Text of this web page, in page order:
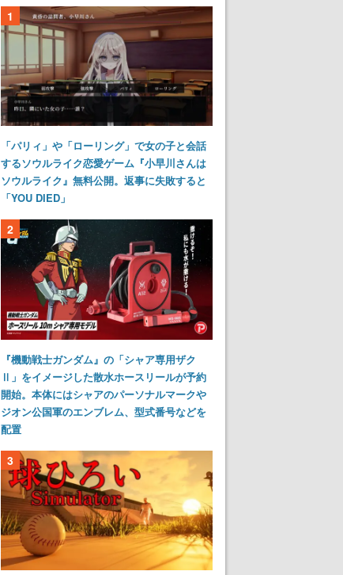
1
「パリィ」や「ローリング」で女の子と会話
するソウルライク恋愛ゲーム『小早川さんは
ソウルライク』無料公開。返事に失敗すると
「YOU DIED」
2
『機動戦士ガンダム』の「シャア専用ザク
Ⅱ」をイメージした散水ホースリールが予約
開始。本体にはシャアのパーソナルマークや
ジオン公国軍のエンブレム、型式番号などを
配置
3